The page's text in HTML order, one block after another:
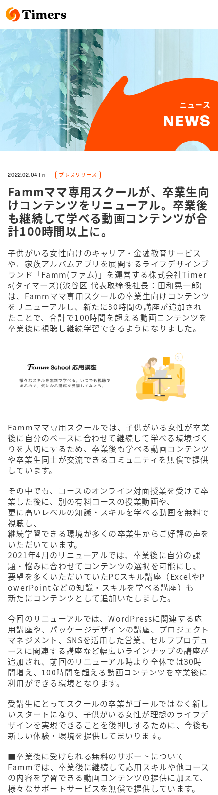
ニュース
NEWS
2022.02.04 Fri プレスリリース
Fammママ専用スクールが、卒業生向
けコンテンツをリニューアル。卒業後
も継続して学べる動画コンテンツが合
計100時間以上に。
子供がいる女性向けのキャリア・金融教育サービス
や、家族アルバムアプリを展開するライフデザインブ
ランド「Famm(ファム)」を運営する株式会社Timer
s(タイマーズ)(渋谷区 代表取締役社長：田和晃一郎)
は、Fammママ専用スクールの卒業生向けコンテンツ
をリニューアルし、新たに30時間の講座が追加され
たことで、合計で100時間を超える動画コンテンツを
卒業後に視聴し継続学習できるようになりました。
Fammママ専用スクールでは、子供がいる女性が卒業
後に自分のペースに合わせて継続して学べる環境づく
りを大切にするため、卒業後も学べる動画コンテンツ
や卒業生同士が交流できるコミュニティを無償で提供
しています。
その中でも、コースのオンライン対面授業を受けて卒
業した後に、別の有料コースの授業動画や、
更に高いレベルの知識・スキルを学べる動画を無料で
視聴し、
継続学習できる環境が多くの卒業生からご好評の声を
いただいています。
2021年4月のリニューアルでは、卒業後に自分の課
題・悩みに合わせてコンテンツの選択を可能にし、
要望を多くいただいていたPCスキル講座（ExcelやP
owerPointなどの知識・スキルを学べる講座）も
新たにコンテンツとして追加いたしました。
今回のリニューアルでは、WordPressに関連する応
用講座や、パッケージデザインの講座、プロジェクト
マネジメント、SNSを活用した営業、セルフプロデュ
ースに関連する講座など幅広いラインナップの講座が
追加され、前回のリニューアル時より全体では30時
間増え、100時間を超える動画コンテンツを卒業後に
利用ができる環境となります。
受講生にとってスクールの卒業がゴールではなく新し
いスタートになり、子供がいる女性が理想のライフデ
ザインを実現できることを後押しするために、今後も
新しい体験・環境を提供してまいります。
■卒業後に受けられる無料のサポートについて
​Fammでは、卒業後に継続して応用スキルや他コース
の内容を学習できる動画コンテンツの提供に加えて、
様々なサポートサービスを無償で提供しています。